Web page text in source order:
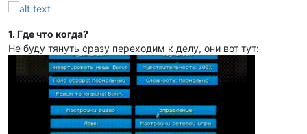
1. Где что когда?
Не буду тянуть сразу переходим к делу, они вот тут: